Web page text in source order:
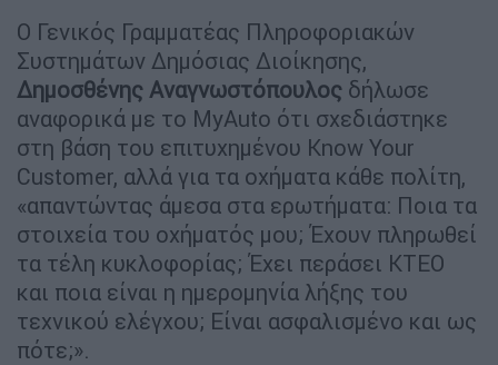
Ο Γενικός Γραμματέας Πληροφοριακών
Συστημάτων Δημόσιας Διοίκησης,
Δημοσθένης Αναγνωστόπουλος δήλωσε
αναφορικά με το MyAuto ότι σχεδιάστηκε
στη βάση του επιτυχημένου Know Your
Customer, αλλά για τα οχήματα κάθε πολίτη,
«απαντώντας άμεσα στα ερωτήματα: Ποια τα
στοιχεία του οχήματός μου; Έχουν πληρωθεί
τα τέλη κυκλοφορίας; Έχει περάσει ΚΤΕΟ
και ποια είναι η ημερομηνία λήξης του
τεχνικού ελέγχου; Είναι ασφαλισμένο και ως
πότε;».